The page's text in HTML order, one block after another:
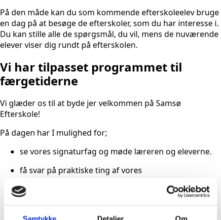
På den måde kan du som kommende efterskoleelev bruge
en dag på at besøge de efterskoler, som du har interesse i.
Du kan stille alle de spørgsmål, du vil, mens de nuværende
elever viser dig rundt på efterskolen.
Vi har tilpasset programmet til
færgetiderne
Vi glæder os til at byde jer velkommen på Samsø
Efterskole!
På dagen har I mulighed for;
se vores signaturfag og møde læreren og eleverne.
få svar på praktiske ting af vores
få en snak med vores forstander og hør om skolen